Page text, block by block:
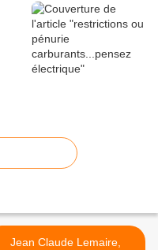
Jean Claude Lemaire,